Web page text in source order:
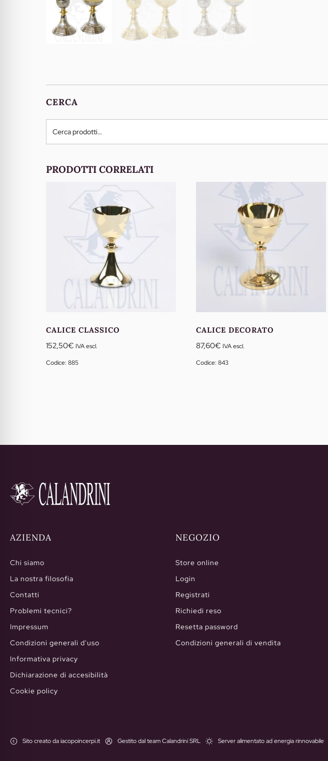
CERCA
Cerca:
PRODOTTI CORRELATI
CALICE CLASSICO
152,50€ IVA escl.
Codice: 885
CALICE DECORATO
87,60€ IVA escl.
Codice: 843
AZIENDA
Chi siamo
La nostra filosofia
Contatti
Problemi tecnici?
Impressum
Condizioni generali d'uso
Informativa privacy
Dichiarazione di accesibilità
Cookie policy
NEGOZIO
Store online
Login
Registrati
Richiedi reso
Resetta password
Condizioni generali di vendita
Sito creato da iacopoincerpi.it Gestito dal team Calandrini SRL Server alimentato ad energia rinnovabile